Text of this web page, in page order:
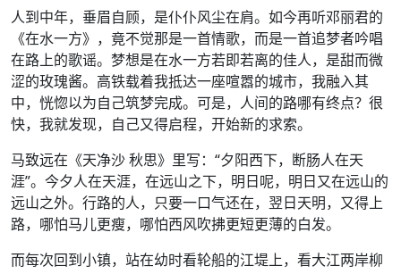
人到中年，垂眉自顾，是仆仆风尘在肩。如今再听邓丽君的
《在水一方》，竟不觉那是一首情歌，而是一首追梦者吟唱
在路上的歌谣。梦想是在水一方若即若离的佳人，是甜而微
涩的玫瑰酱。高铁载着我抵达一座喧嚣的城市，我融入其
中，恍惚以为自己筑梦完成。可是，人间的路哪有终点？很
快，我就发现，自己又得启程，开始新的求索。
马致远在《天净沙 秋思》里写：“夕阳西下，断肠人在天
涯”。今夕人在天涯，在远山之下，明日呢，明日又在远山的
远山之外。行路的人，只要一口气还在，翌日天明，又得上
路，哪怕马儿更瘦，哪怕西风吹拂更短更薄的白发。
而每次回到小镇，站在幼时看轮船的江堤上，看大江两岸柳